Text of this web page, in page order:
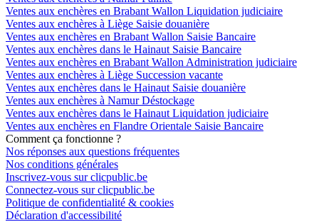
Ventes aux enchères en Brabant Wallon Liquidation judiciaire
Ventes aux enchères à Liège Saisie douanière
Ventes aux enchères en Brabant Wallon Saisie Bancaire
Ventes aux enchères dans le Hainaut Saisie Bancaire
Ventes aux enchères en Brabant Wallon Administration judiciaire
Ventes aux enchères à Liège Succession vacante
Ventes aux enchères dans le Hainaut Saisie douanière
Ventes aux enchères à Namur Déstockage
Ventes aux enchères dans le Hainaut Liquidation judiciaire
Ventes aux enchères en Flandre Orientale Saisie Bancaire
Comment ça fonctionne ?
Nos réponses aux questions fréquentes
Nos conditions générales
Inscrivez-vous sur clicpublic.be
Connectez-vous sur clicpublic.be
Politique de confidentialité & cookies
Déclaration d'accessibilité